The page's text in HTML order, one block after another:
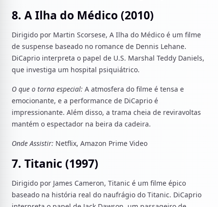
8. A Ilha do Médico (2010)
Dirigido por Martin Scorsese, A Ilha do Médico é um filme
de suspense baseado no romance de Dennis Lehane.
DiCaprio interpreta o papel de U.S. Marshal Teddy Daniels,
que investiga um hospital psiquiátrico.
O que o torna especial: A atmosfera do filme é tensa e
emocionante, e a performance de DiCaprio é
impressionante. Além disso, a trama cheia de reviravoltas
mantém o espectador na beira da cadeira.
Onde Assistir: Netflix, Amazon Prime Video
7. Titanic (1997)
Dirigido por James Cameron, Titanic é um filme épico
baseado na história real do naufrágio do Titanic. DiCaprio